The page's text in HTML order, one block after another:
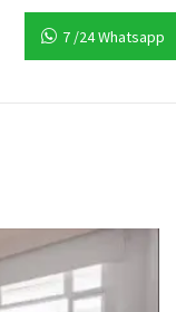
7 /24 Whatsapp